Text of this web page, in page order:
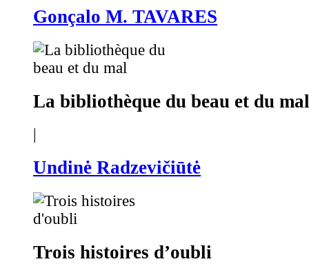
Gonçalo M. TAVARES
La bibliothèque du beau et du mal
Undinė Radzevičiūtė
Trois histoires d’oubli